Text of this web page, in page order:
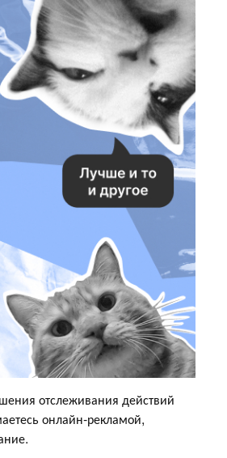
отслеживания действий
онлайн-рекламой,